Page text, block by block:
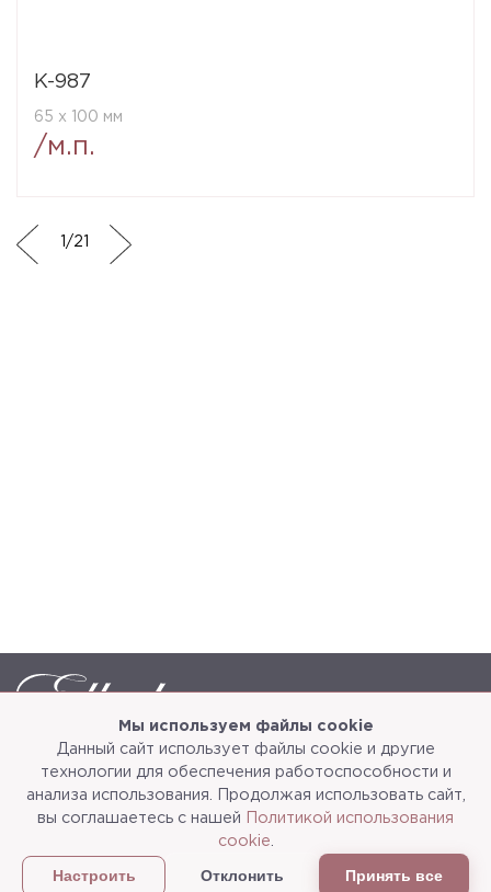
Мы используем файлы cookie
Данный сайт использует файлы cookie и другие
технологии для обеспечения работоспособности и
анализа использования. Продолжая использовать сайт,
вы соглашаетесь с нашей
Политикой использования
cookie
Настроить Отклонить Принять все
K-987
65 x 100 мм
/м.п.
/21
Каталог О компании
3d-тур
Сотрудничество Доставка и упаковка